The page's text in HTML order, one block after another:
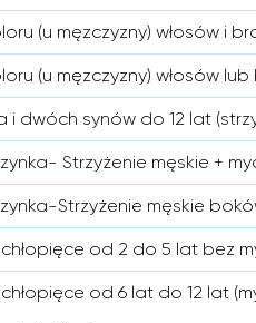
(u męzczyzny) włosów i
(u męzczyzny) włosów
i dwóch synów do 12 lat
Strzyżenie męskie +
Strzyżenie męskie
od 2 do 5 lat bez
od 6 lat do 12 lat